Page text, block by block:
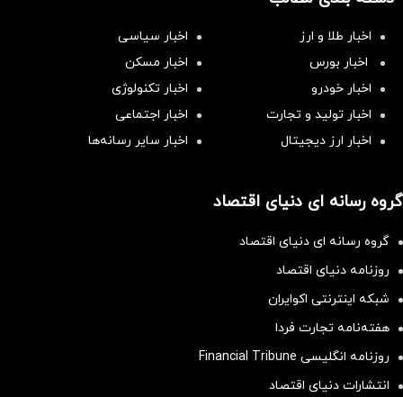
اخبار طلا و ارز
اخبار سیاسی
اخبار بورس
اخبار مسکن
اخبار خودرو
اخبار تکنولوژی
اخبار تولید و تجارت
اخبار اجتماعی
اخبار ارز دیجیتال
اخبار سایر رسانه‌‌ها
گروه رسانه ای دنیای اقتصاد
گروه رسانه ای دنیای اقتصاد
روزنامه دنیای اقتصاد
شبکه اینترنتی اکوایران
هفته‌نامه تجارت فردا
روزنامه انگلیسی Financial Tribune
انتشارات دنیای اقتصاد